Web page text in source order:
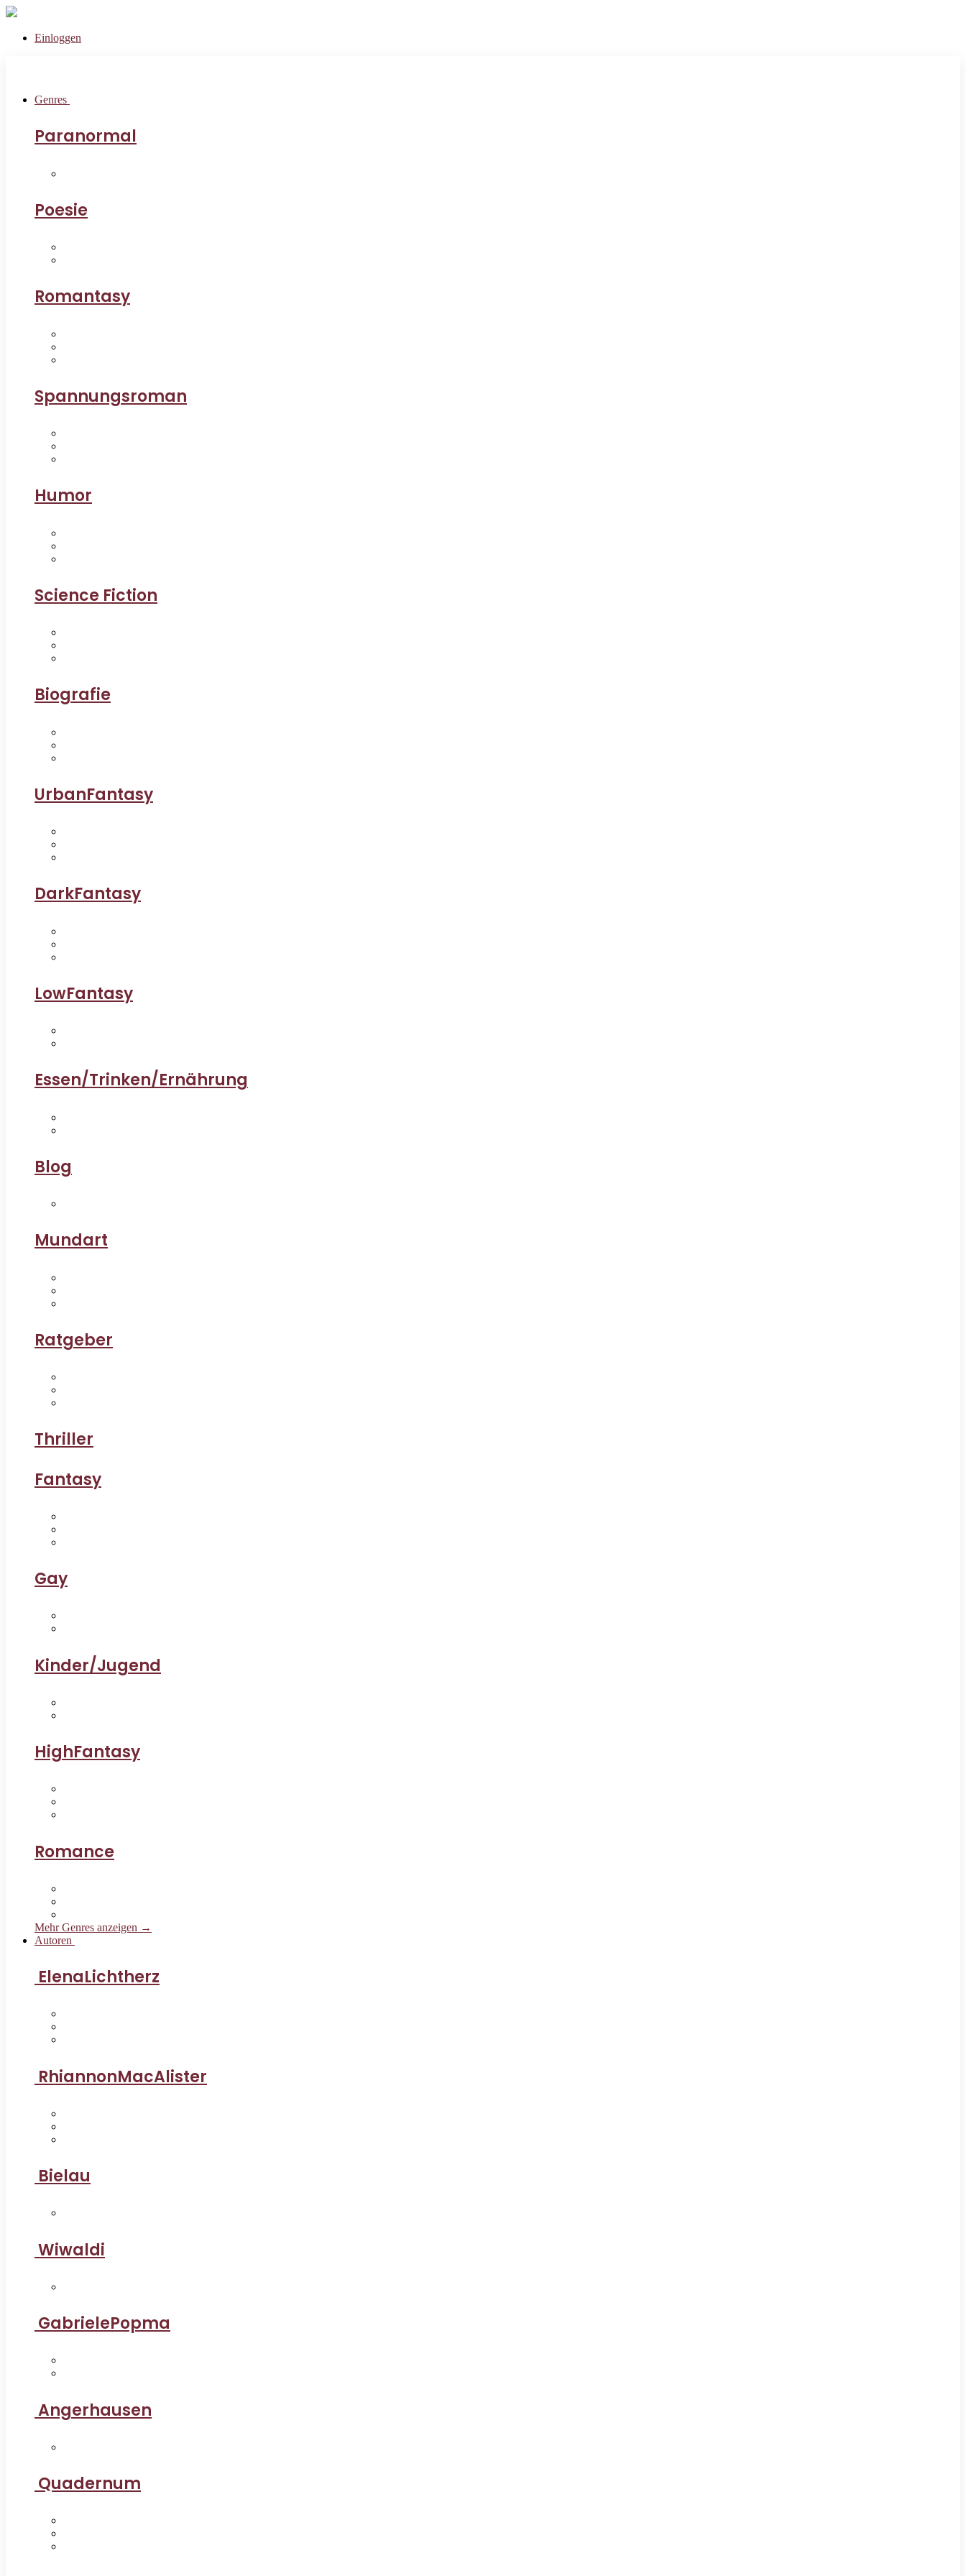
Einloggen
Genres
Paranormal
Poesie
Romantasy
Spannungsroman
Humor
Science Fiction
Biografie
UrbanFantasy
DarkFantasy
LowFantasy
Essen/Trinken/Ernährung
Blog
Mundart
Ratgeber
Thriller
Fantasy
Gay
Kinder/Jugend
HighFantasy
Romance
Mehr Genres anzeigen →
Autoren
ElenaLichtherz
RhiannonMacAlister
Bielau
Wiwaldi
GabrielePopma
Angerhausen
Quadernum